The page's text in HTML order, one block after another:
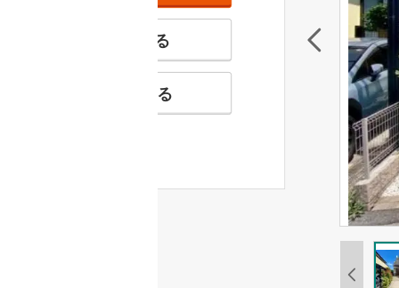
特徴の似た物件を見る
お気に入りに追加する